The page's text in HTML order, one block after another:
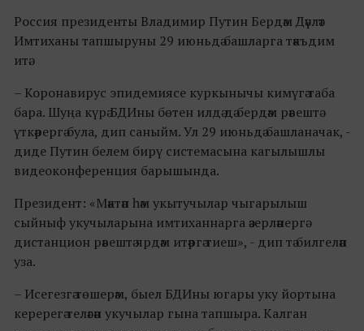
Россия президенты Владимир Путин Бердәм Дәүләт
Имтиханы тапшыруны 29 июньдә башларга тәкъдим
итә.
– Коронавирус эпидемиясе куркынычы кимүгә таба
бара. Шуңа күрә БДИны бөтен илдә дә бердәм рәвештә
үткәрергә була, дип саныйм. Ул 29 июньдә башланачак, -
диде Путин белем бирү системасына кагылышлы
видеоконференция барышында.
Президент: «Мәктәп һәм укытучылар чыгарылыш
сыйныф укучыларына имтиханнарга әзерләнергә
дистанцион рәвештә ярдәм итәргә тиеш», - дип тә билгеләп
уза.
– Исегезгә төшерәм, быел БДИны югары уку йортына
керерегә теләгән укучылар гына тапшыра. Калган